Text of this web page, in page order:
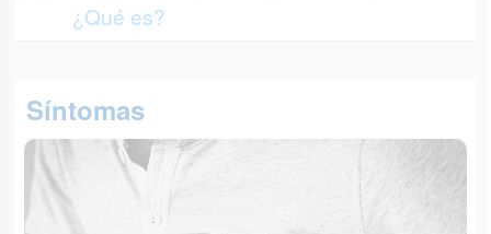
¿Qué es?
Síntomas